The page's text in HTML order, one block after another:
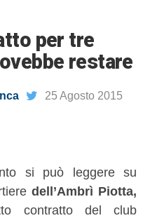
per tre
restare
25 Agosto 2015
si può leggere su
dell’Ambrì Piotta,
contratto del club